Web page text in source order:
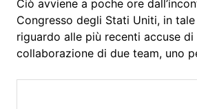
Ciò avviene a poche ore
Congresso degli Stati Uniti, in
riguardo alle più recenti accuse
collaborazione di due team, uno